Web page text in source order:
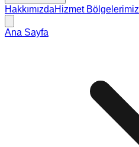
HakkımızdaHizmet Bölgelerimiz
Ana Sayfa